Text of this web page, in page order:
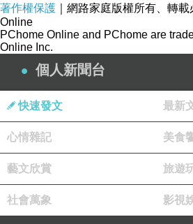
著作權保護 ｜網路家庭版權所有、轉載
Online
PChome Online and PChome are
Online Inc.
個人新聞台
快速發文 最新
心情雜記 美食
藝文欣賞 旅遊
社會萬象 影視